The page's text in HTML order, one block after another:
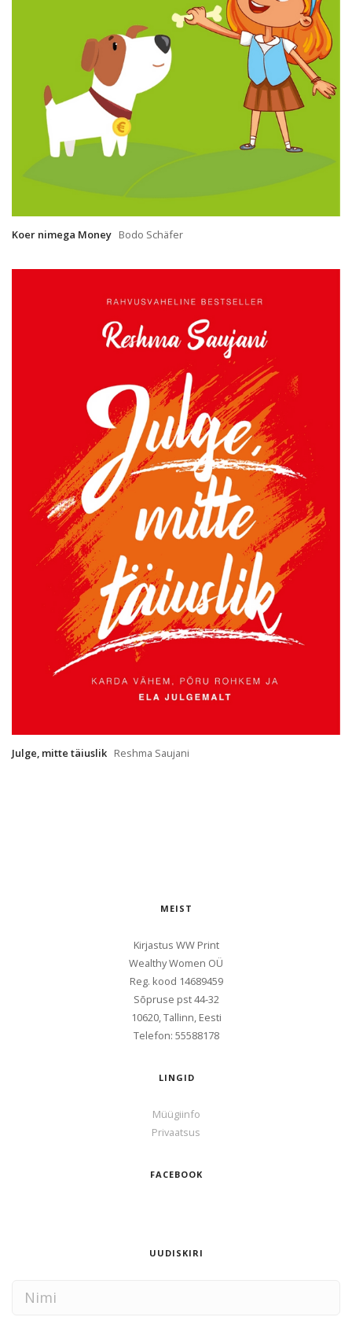
Koer nimega Money Bodo Schäfer
Julge, mitte täiuslik Reshma Saujani
MEIST
Kirjastus WW Print
Wealthy Women OÜ
Reg. kood 14689459
Sōpruse pst 44-32
10620, Tallinn, Eesti
Telefon: 55588178
LINGID
Müügiinfo
Privaatsus
FACEBOOK
UUDISKIRI